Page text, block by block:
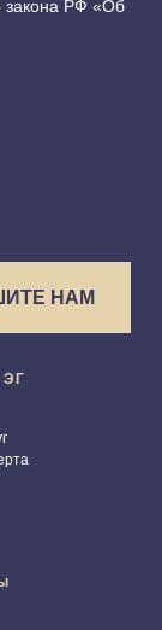
закона РФ «Об
НАМ